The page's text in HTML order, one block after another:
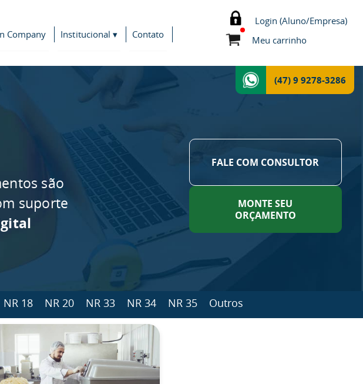
Company Institucional ▾ Contato
Login (Aluno/Empresa)
Meu carrinho
(47) 9 9278-3286
são
suporte
FALE COM CONSULTOR
MONTE SEU
ORÇAMENTO
NR 18 NR 20 NR 33 NR 34 NR 35 Outros